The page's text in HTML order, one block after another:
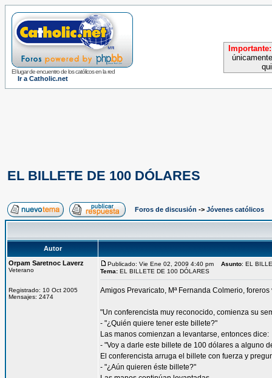
El lugar de encuentro de los católicos en la red
Ir a Catholic.net
Importante:
EL BILLETE DE 100 DÓLARES
Foros de discusión -> Jóvenes católicos
Autor
Orpam Saretnoc Laverz
Veterano
Registrado: 10 Oct 2005
Mensajes: 2474
Publicado: Vie Ene 02, 2009 4:40 pm Asunto: EL
Tema: EL BILLETE DE 100 DÓLARES
Amigos Prevaricato, Mª Fernanda Colmerio,
"Un conferencista muy reconocido, comienza su
- "¿Quién quiere tener este billete?"
Las manos comienzan a levantarse, entonces dice:
- "Voy a darle este billete de 100 dólares a alguno
El conferencista arruga el billete con fuerza y
- "¿Aún quieren éste billete?"